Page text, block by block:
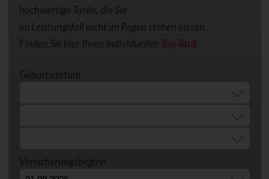
hochwertige Tarife, die Sie
im Leistungsfall nicht im Regen stehen lassen.
Finden Sie hier Ihren individuellen Top-Tarif.
Geburtsdatum
Versicherungsbeginn